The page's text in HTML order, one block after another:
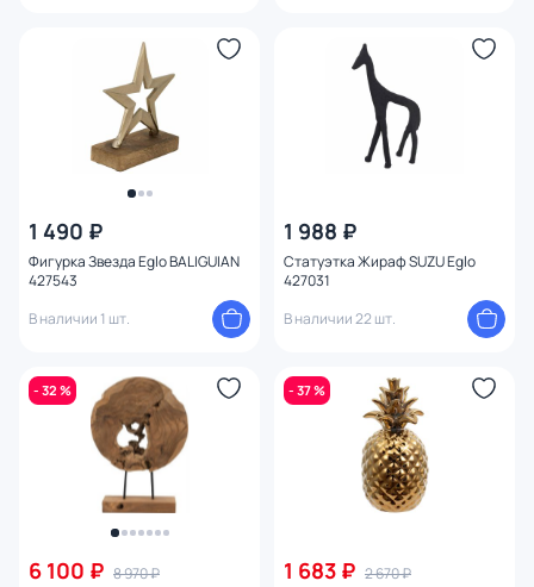
1 490 ₽
Фигурка Звезда Eglo BALIGUIAN
427543
В наличии 1 шт.
1 988 ₽
Статуэтка Жираф SUZU Eglo
427031
В наличии 22 шт.
- 32 %
6 100 ₽ 8 970 ₽
- 37 %
1 683 ₽ 2 670 ₽